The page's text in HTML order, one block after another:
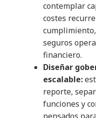
contemplar
costes
seguros
financiero.
Diseñar
escalable:
reporte,
funciones y